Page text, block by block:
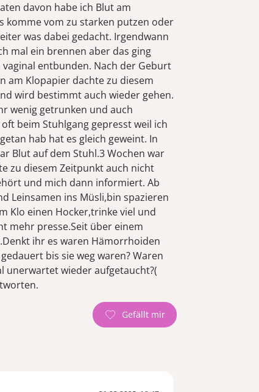
davon habe ich Blut am
komme vom zu starken putzen oder
was dabei gedacht. Irgendwann
mal ein brennen aber das ging
entbunden. Nach der Geburt
am Klopapier dachte zu diesem
wird bestimmt auch wieder gehen.
wenig getrunken und auch
beim Stuhlgang gepresst weil ich
hab hat es gleich geweint. In
Blut auf dem Stuhl.3 Wochen war
zu diesem Zeitpunkt auch nicht
und mich dann informiert. Ab
Leinsamen ins Müsli,bin spazieren
Klo einen Hocker,trinke viel und
mehr presse.Seit über einem
ihr es waren Hämorrhoiden
bis sie weg waren? Waren
unerwartet wieder aufgetaucht?(